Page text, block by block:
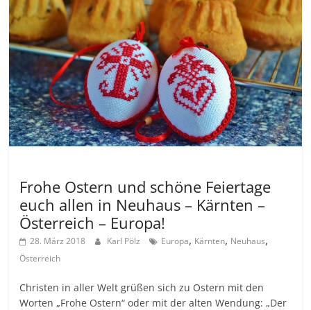
Frohe Ostern und schöne Feiertage
euch allen in Neuhaus – Kärnten –
Österreich – Europa!
28. März 2018 Karl Pölz Europa, Kärnten, Neuhaus,
Österreich
Christen in aller Welt grüßen sich zu Ostern mit den
Worten „Frohe Ostern“ oder mit der alten Wendung: „Der